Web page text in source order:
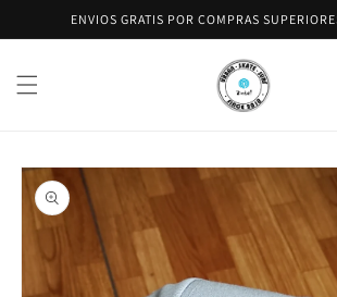
directamente
al contenido
ENVIOS GRATIS POR COMPRAS
directamente
a la
información
del producto